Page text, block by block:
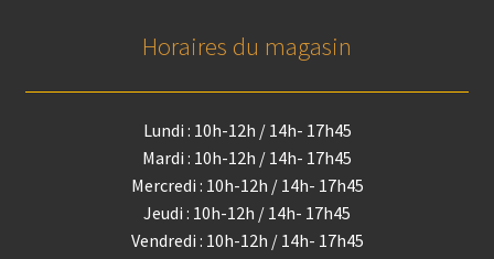
Horaires du magasin
Lundi : 10h-12h / 14h- 17h45
Mardi : 10h-12h / 14h- 17h45
Mercredi : 10h-12h / 14h- 17h45
Jeudi : 10h-12h / 14h- 17h45
Vendredi : 10h-12h / 14h- 17h45